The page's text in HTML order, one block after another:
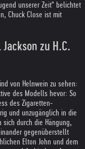
unserer Zeit" belichtet
Chuck Close ist mit
zu H.C.
von Helnwein zu sehen:
des Modells hevor: So
des Zigaretten-
und unzugänglich in die
sich durch die Hängung,
gegenüberstellt
Elton John und dem